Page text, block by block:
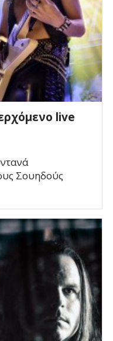
live
Σουηδούς